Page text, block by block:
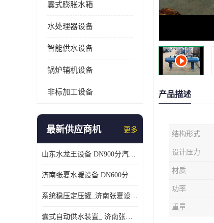
囊式膨胀水箱
水处理器设备
智能供水设备
锅炉辅机设备
非标加工设备
最新供应商机 更多
山东水龙王设备 DN900分汽缸 分集水器
济南张夏水暖设备 DN600分汽缸 分集水器
系统稳压定压罐_济南张夏设备厂家_采暖空调系统
囊式自动供水装置_ 济南张夏水暖设备
产品描述
结构形式
设计压力
材质
功率
重量